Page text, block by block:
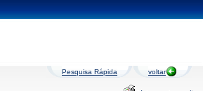
Pesquisa Rápida voltar